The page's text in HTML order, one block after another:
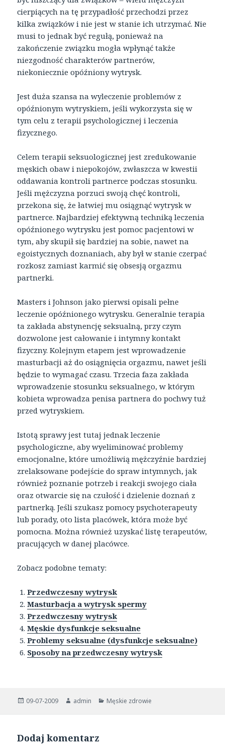
cierpiących na tę przypadłość przechodzi przez
kilka związków i nie jest w stanie ich utrzymać. Nie
musi to jednak być regułą, ponieważ na
zakończenie związku mogła wpłynąć także
niezgodność charakterów partnerów,
niekoniecznie opóźniony wytrysk.
Jest duża szansa na wyleczenie problemów z
opóźnionym wytryskiem, jeśli wykorzysta się w
tym celu z terapii psychologicznej i leczenia
fizycznego.
Celem terapii seksuologicznej jest zredukowanie
męskich obaw i niepokojów, zwłaszcza w kwestii
oddawania kontroli partnerce podczas stosunku.
Jeśli mężczyzna porzuci swoją chęć kontroli,
przekona się, że łatwiej mu osiągnąć wytrysk w
partnerce. Najbardziej efektywną techniką leczenia
opóźnionego wytrysku jest pomoc pacjentowi w
tym, aby skupił się bardziej na sobie, nawet na
egoistycznych doznaniach, aby był w stanie czerpać
rozkosz zamiast karmić się obsesją orgazmu
partnerki.
Masters i Johnson jako pierwsi opisali pełne
leczenie opóźnionego wytrysku. Generalnie terapia
ta zakłada abstynencję seksualną, przy czym
dozwolone jest całowanie i intymny kontakt
fizyczny. Kolejnym etapem jest wprowadzenie
masturbacji aż do osiągnięcia orgazmu, nawet jeśli
będzie to wymagać czasu. Trzecia faza zakłada
wprowadzenie stosunku seksualnego, w którym
kobieta wprowadza penisa partnera do pochwy tuż
przed wytryskiem.
Istotą sprawy jest tutaj jednak leczenie
psychologiczne, aby wyeliminować problemy
emocjonalne, które umożliwią mężczyźnie bardziej
zrelaksowane podejście do spraw intymnych, jak
również poznanie potrzeb i reakcji swojego ciała
oraz otwarcie się na czułość i dzielenie doznań z
partnerką. Jeśli szukasz pomocy psychoterapeuty
lub porady, oto lista placówek, która może być
pomocna. Można również uzyskać listę terapeutów,
pracujących w danej placówce.
Zobacz podobne tematy:
Przedwczesny wytrysk
Masturbacja a wytrysk spermy
Przedwczesny wytrysk
Męskie dysfunkcje seksualne
Problemy seksualne (dysfunkcje seksualne)
Sposoby na przedwczesny wytrysk
Opublikowano
09-07-2009 Autor
admin Kategorie
Męskie zdrowie
Dodaj komentarz